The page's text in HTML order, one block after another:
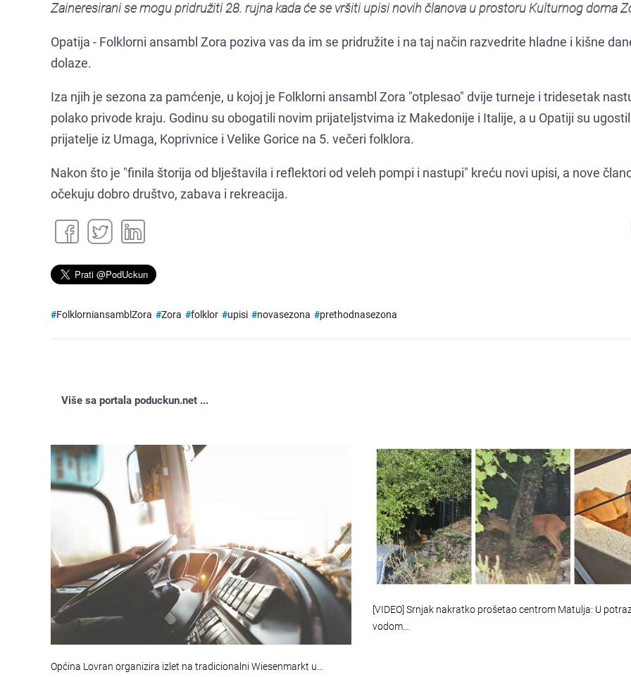
Zaineresirani se mogu pridružiti 28. rujna kada će se vršiti upisi novih članova u prostoru Kulturnog doma
Opatija - Folklorni ansambl Zora poziva vas da im se pridružite i na taj način razvedrite hladne i kišne
dolaze.
Iza njih je sezona za pamćenje, u kojoj je Folklorni ansambl Zora "otplesao" dvije turneje i tridesetak
polako privode kraju. Godinu su obogatili novim prijateljstvima iz Makedonije i Italije, a u Opatiji su
prijatelje iz Umaga, Koprivnice i Velike Gorice na 5. večeri folklora.
Nakon što je "finila štorija od blještavila i reflektori od veleh pompi i nastupi" kreću novi upisi, a nove
očekuju dobro društvo, zabava i rekreacija.
#FolklorniansamblZora #Zora #folklor #upisi #novasezona #prethodnasezona
Više sa portala poduckun.net ...
Općina Lovran organizira izlet na tradicionalni Wiesenmarkt u…
[VIDEO] Srnjak nakratko prošetao centrom Matulja: U
vodom…